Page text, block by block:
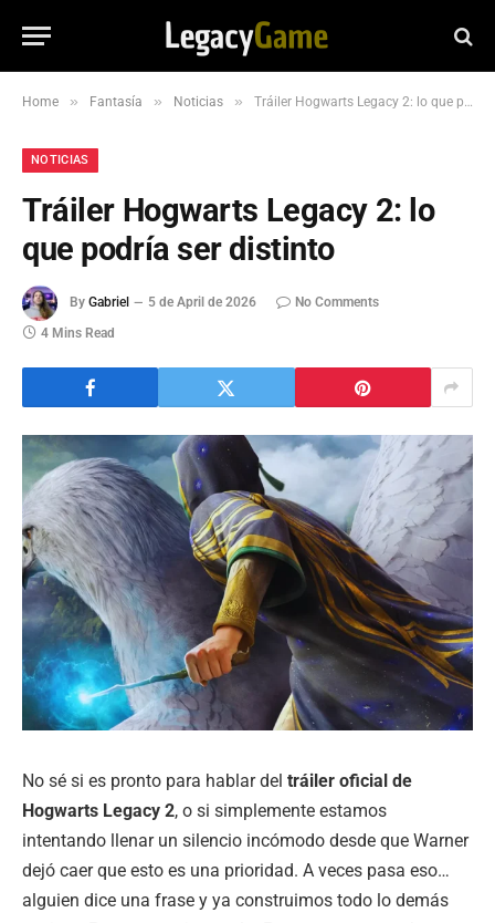
Home » Fantasía » Noticias » Tráiler Hogwarts Legacy 2: lo que podría ser distinto
NOTICIAS
Tráiler Hogwarts Legacy 2: lo
que podría ser distinto
By Gabriel 5 de April de 2026
No Comments
4 Mins Read
No sé si es pronto para hablar del tráiler oficial de
Hogwarts Legacy 2, o si simplemente estamos
intentando llenar un silencio incómodo desde que Warner
dejó caer que esto es una prioridad. A veces pasa eso…
alguien dice una frase y ya construimos todo lo demás